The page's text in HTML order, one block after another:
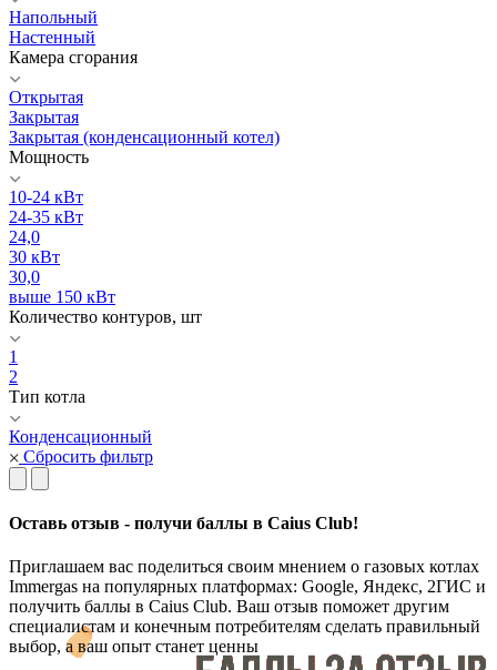
Напольный
Настенный
Камера сгорания
Открытая
Закрытая
Закрытая (конденсационный котел)
Мощность
10-24 кВт
24-35 кВт
24,0
30 кВт
30,0
выше 150 кВт
Количество контуров, шт
1
2
Тип котла
Конденсационный
Сбросить фильтр
Оставь отзыв - получи баллы в Caius Club!
Приглашаем вас поделиться своим мнением о газовых котлах
Immergas на популярных платформах: Google, Яндекс, 2ГИС и
получить баллы в Caius Club. Ваш отзыв поможет другим
специалистам и конечным потребителям сделать правильный
выбор, а ваш опыт станет ценны